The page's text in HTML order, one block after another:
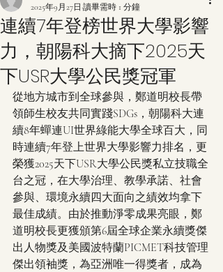
連續7年登榜世界大學影響
力，朝陽科大摘下2025天
下USR大學公民獎冠軍
2025年9月27日 讀畢需時 1 分鐘
從地方城市到全球參與，鄭道明校長帶
領師生校友共同實踐SDGs，朝陽科大連
續8年蟬連UI世界綠能大學全球百大，同
時連續7年登上世界大學影響力排名，更
榮獲2025天下USR大學公民獎私立技職全
台之冠，在大學治理、教學承諾、社會
參與、環境永續四大面向之績效均拿下
最佳成績。由於推動淨零成果亮眼，鄭
道明校長更獲頒第6屆全球企業永續獎傑
出人物獎及美國波特蘭PICMET科技管理
傑出領袖獎，為亞洲唯一得獎者，成為